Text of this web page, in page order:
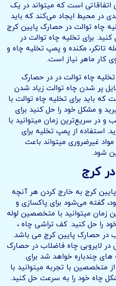
اتفاقاتی است که میتواند در یک
در محیط ایجاد می‌کند که باید
چاه توالت در حصارک پایین کرج
برای تخلیه چاه توالت در
تانکر، مکنده و پمپ تخلیه چاه و
کار ماهر نیاز است.
تخلیه چاه توالت در در حصارک
پر شدن چاه توالت زیاد شدن
باید برای تخلیه چاه توالت با
و مشکل خود را حل کنید برای
در سریع‌ترین زمان میتوانید با
استفاده از پمپ تخلیه برای
غیرضروری میتواند باعث
شود.
کرج
کرج به خارج کردن هر آنچه
گفته می‌شود برای پاکسازی و
زمان میتوانید با متخصصین لوله
را حل کنید. کف تراشی چاه ،
در حصارک پایین کرج می باشد.
لایروبی چاه فاضلاب در حصارک
چندباره خواهد شد برای
متخصصین با تجربه میتوانید با
چاه خود را به سرعت حل کنید.